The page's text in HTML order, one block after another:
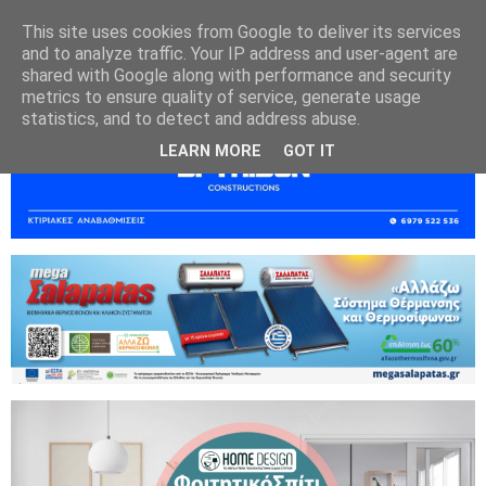
This site uses cookies from Google to deliver its services
and to analyze traffic. Your IP address and user-agent are
shared with Google along with performance and security
metrics to ensure quality of service, generate usage
statistics, and to detect and address abuse.
LEARN MORE GOT IT